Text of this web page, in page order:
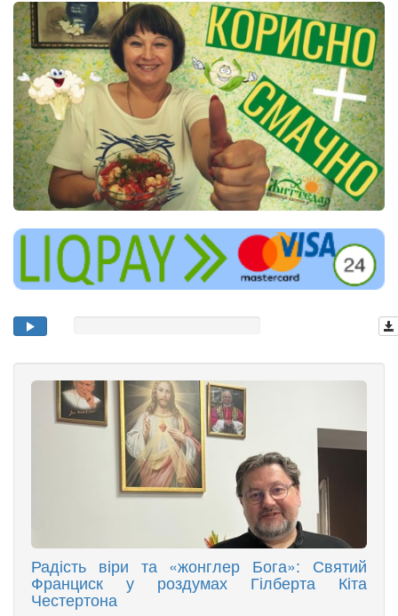
Радість віри та «жонглер Бога»: Святий
Франциск у роздумах Гілберта Кіта
Честертона